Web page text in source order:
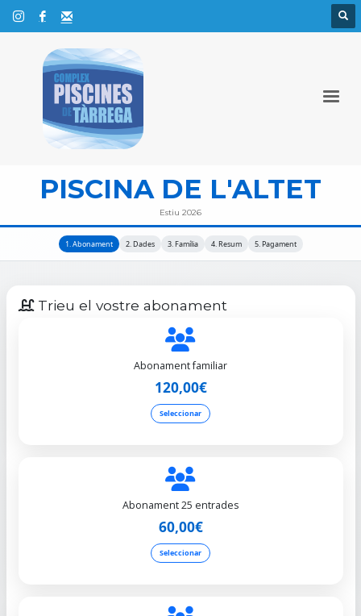
PISCINA DE L'ALTET
Estiu 2026
1. Abonament 2. Dades 3. Família 4. Resum 5. Pagament
Trieu el vostre abonament
Abonament familiar
120,00€
Seleccionar
Abonament 25 entrades
60,00€
Seleccionar